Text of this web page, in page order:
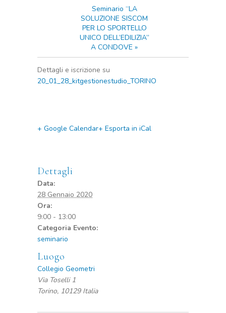
Seminario “LA
SOLUZIONE SISCOM
PER LO SPORTELLO
UNICO DELL’EDILIZIA”
A CONDOVE »
Dettagli e iscrizione su
20_01_28_kitgestionestudio_TORINO
+ Google Calendar+ Esporta in iCal
Dettagli
Data:
28 Gennaio 2020
Ora:
9:00 - 13:00
Categoria Evento:
seminario
Luogo
Collegio Geometri
Via Toselli 1
Torino, 10129 Italia